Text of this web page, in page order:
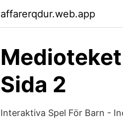
affarerqdur.web.app
Sida 2
Interaktiva Spel För Barn -